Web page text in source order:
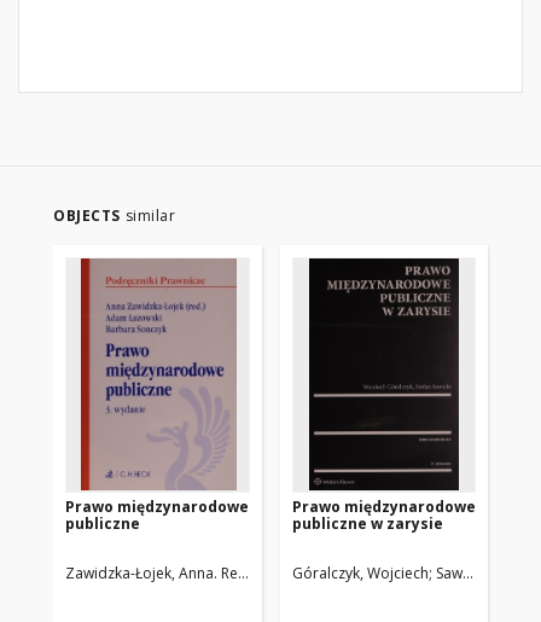
OBJECTS similar
Prawo międzynarodowe
publiczne
Zawidzka-Łojek, Anna. Red. Łazowski, Adam Sonczyk, Barbara
Prawo międzynarodowe
publiczne w zarysie
Góralczyk, Wojciech Sawicki, Stefan